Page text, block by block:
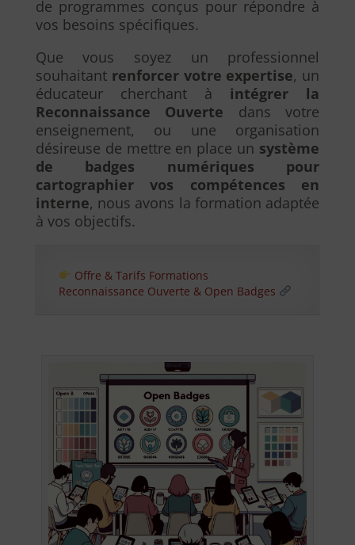
de programmes conçus pour répondre à
vos besoins spécifiques.
Que vous soyez un professionnel
souhaitant renforcer votre expertise, un
éducateur cherchant à intégrer la
Reconnaissance Ouverte dans votre
enseignement, ou une organisation
désireuse de mettre en place un système
de badges numériques pour
cartographier vos compétences en
interne, nous avons la formation adaptée
à vos objectifs.
Offre & Tarifs Formations
Reconnaissance Ouverte & Open Badges